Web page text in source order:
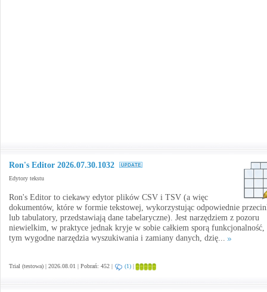
Ron's Editor 2026.07.30.1032
Edytory tekstu
Ron's Editor to ciekawy edytor plików CSV i TSV (a więc
dokumentów, które w formie tekstowej, wykorzystując odpowiednie
lub tabulatory, przedstawiają dane tabelaryczne). Jest narzędziem z pozoru
niewielkim, w praktyce jednak kryje w sobie całkiem sporą funkcjonalność,
tym wygodne narzędzia wyszukiwania i zamiany danych, dzię...
Trial (testowa) | 2026.08.01 | Pobrań: 452 | (1) |